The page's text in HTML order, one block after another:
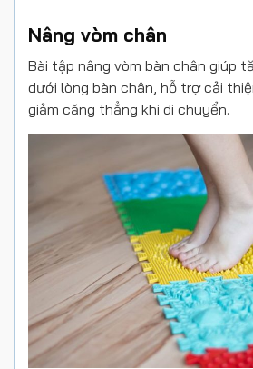
Nâng vòm chân
Bài tập nâng vòm bàn chân giúp
dưới lòng bàn chân, hỗ trợ cải
giảm căng thẳng khi di chuyển.